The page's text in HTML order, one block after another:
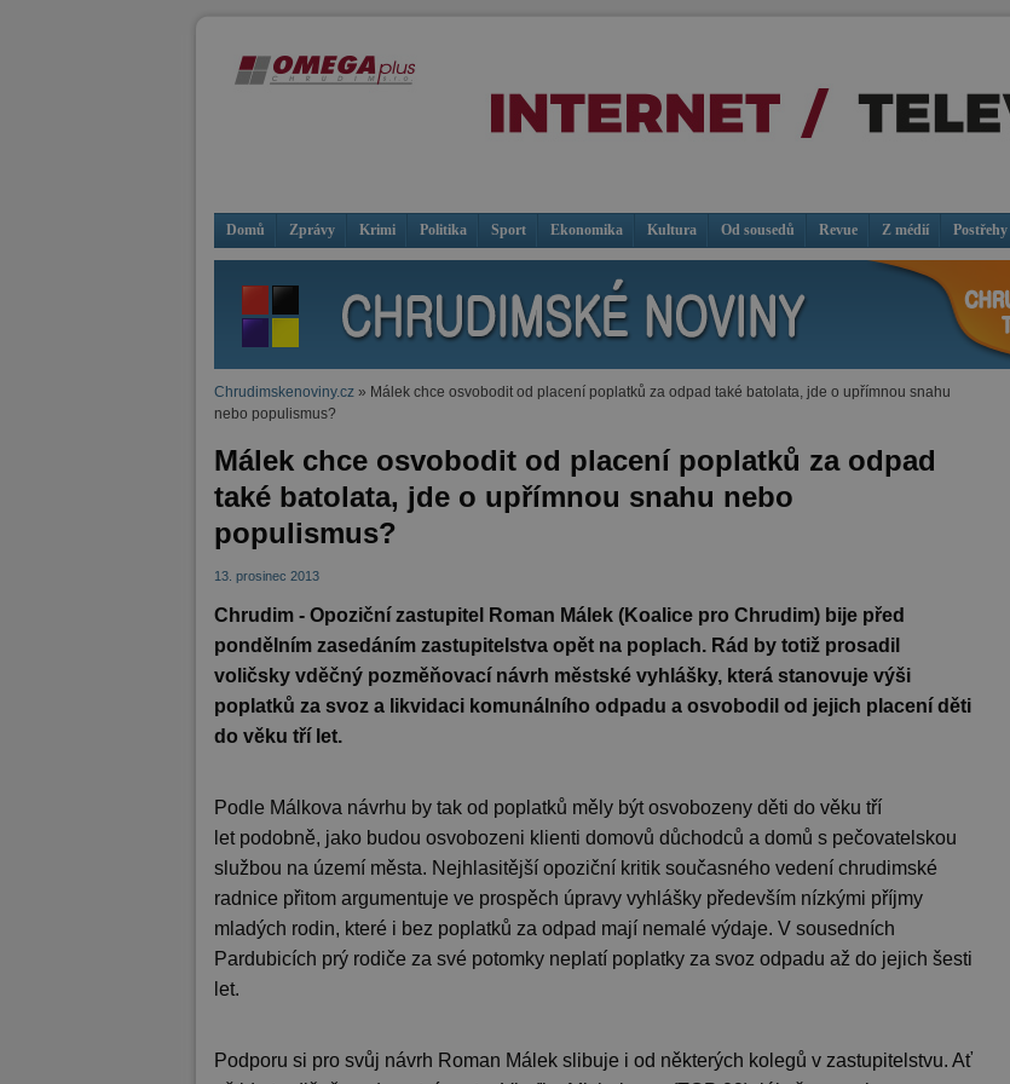
Domů Zprávy Krimi Politika Sport Ekonomika Kultura Od sousedů Revue Z médií Postřehy
Chrudimskenoviny.cz » Málek chce osvobodit od placení poplatků za odpad také batolata, jde o upřímnou snahu
nebo populismus?
Málek chce osvobodit od placení poplatků za odpad
také batolata, jde o upřímnou snahu nebo
populismus?
13. prosinec 2013
Chrudim - Opoziční zastupitel Roman Málek (Koalice pro Chrudim) bije před
pondělním zasedáním zastupitelstva opět na poplach. Rád by totiž prosadil
voličsky vděčný pozměňovací návrh městské vyhlášky, která stanovuje výši
poplatků za svoz a likvidaci komunálního odpadu a osvobodil od jejich placení děti
do věku tří let.
Podle Málkova návrhu by tak od poplatků měly být osvobozeny děti do věku tří
let podobně, jako budou osvobozeni klienti domovů důchodců a domů s pečovatelskou
službou na území města. Nejhlasitější opoziční kritik současného vedení chrudimské
radnice přitom argumentuje ve prospěch úpravy vyhlášky především nízkými příjmy
mladých rodin, které i bez poplatků za odpad mají nemalé výdaje. V sousedních
Pardubicích prý rodiče za své potomky neplatí poplatky za svoz odpadu až do jejich šesti
let.
Podporu si pro svůj návrh Roman Málek slibuje i od některých kolegů v zastupitelstvu. Ať